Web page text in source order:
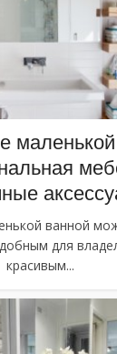
маленькой
ванной
для
красивым...